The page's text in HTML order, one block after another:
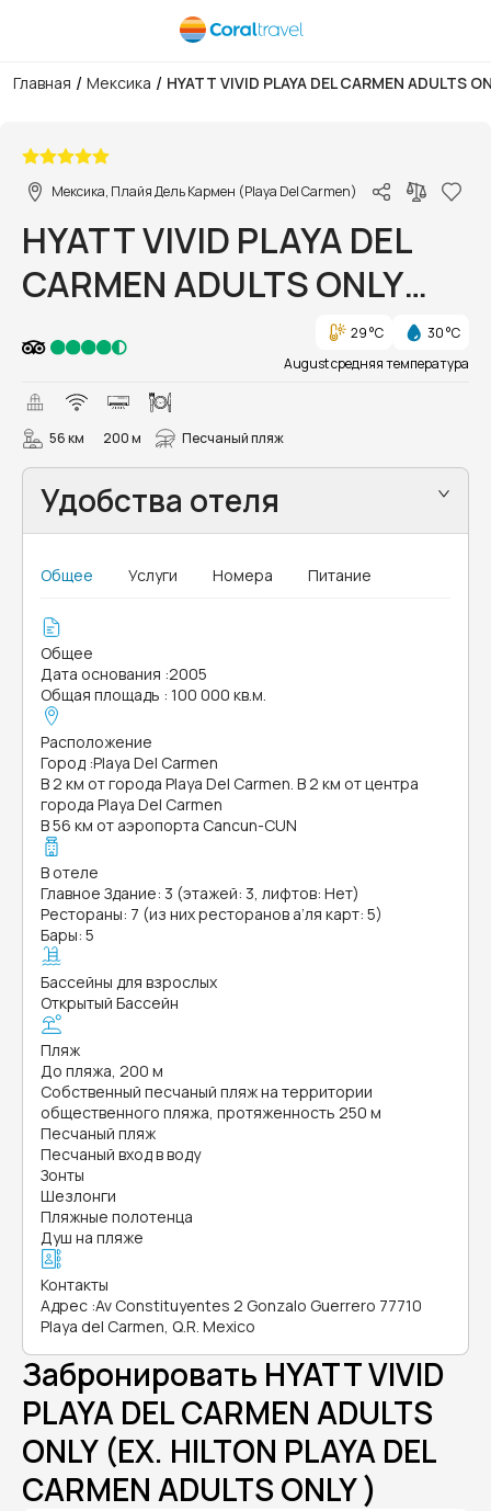
Главная / Мексика / HYATT VIVID PLAYA DEL CARMEN ADULTS
Мексика, Плайя Дель Кармен (Playa Del Carmen)
HYATT VIVID PLAYA DEL
CARMEN ADULTS ONLY
(EX. HILTON PLAYA DEL
CARMEN ADULTS ONLY )
29 °C
30 °C
August средняя температура
56 км 200 м Песчаный пляж
Удобства отеля
Общее Услуги Номера Питание
Общее
Дата основания :2005
Общая площадь : 100 000 кв.м.
Расположение
Город :Playa Del Carmen
В 2 км от города Playa Del Carmen. В 2 км от центра
города Playa Del Carmen
В 56 км от аэропорта Cancun-CUN
В отеле
Главное Здание: 3 (этажей: 3, лифтов: Нет)
Рестораны: 7 (из них ресторанов а’ля карт: 5)
Бары: 5
Бассейны для взрослых
Открытый Бассейн
Пляж
До пляжа, 200 м
Собственный песчаный пляж на территории
общественного пляжа, протяженность 250 м
Песчаный пляж
Песчаный вход в воду
Зонты
Шезлонги
Пляжные полотенца
Душ на пляже
Контакты
Адрес :Av Constituyentes 2 Gonzalo Guerrero 77710
Playa del Carmen, Q.R. Mexico
Забронировать HYATT VIVID
PLAYA DEL CARMEN ADULTS
ONLY (EX. HILTON PLAYA DEL
CARMEN ADULTS ONLY )